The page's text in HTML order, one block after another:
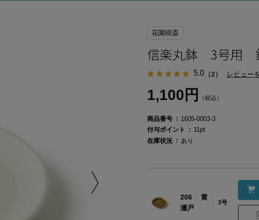
花園樹斎
信楽丸鉢 3号用
5.0 （2） レビュー
1,100円 （税込）
商品番号
1605-0003-3
付与ポイント
11pt
在庫状況
あり
206 黄
瀬戸
3号